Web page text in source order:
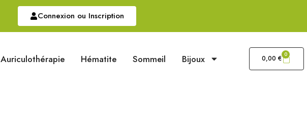
Connexion ou Inscription
Auriculothérapie Hématite Sommeil Bijoux 0,00€ 0